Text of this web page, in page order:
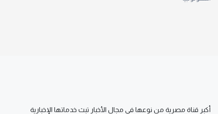
أكبر قناة مصرية من نوعها في مجال الأخبار تبث خدماتها الإخبارية